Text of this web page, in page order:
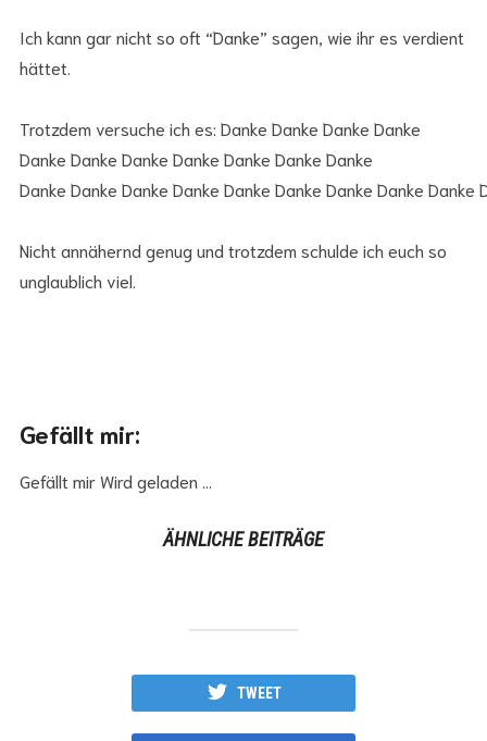
Ich kann gar nicht so oft “Danke” sagen, wie ihr es verdient
hättet.
Trotzdem versuche ich es: Danke Danke Danke Danke
Danke Danke Danke Danke Danke Danke Danke
Danke Danke Danke Danke Danke Danke Danke Danke
Nicht annähernd genug und trotzdem schulde ich euch so
unglaublich viel.
Gefällt mir:
Gefällt mirWird geladen …
ÄHNLICHE BEITRÄGE
TWEET